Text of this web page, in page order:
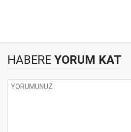
HABERE YORUM KAT